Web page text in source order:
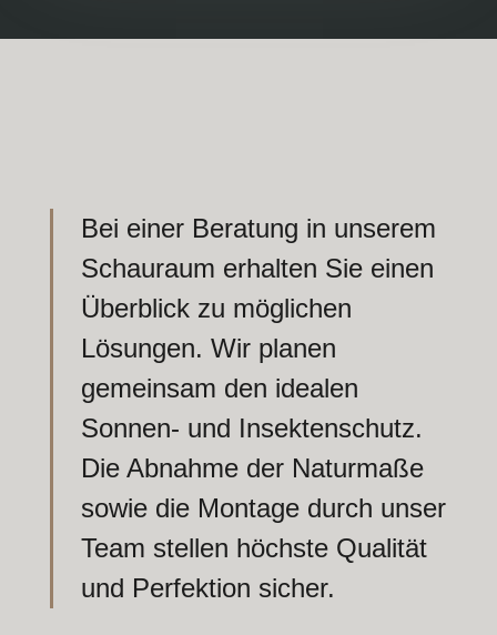
Bei einer Beratung in unserem
Schauraum erhalten Sie einen
Überblick zu möglichen
Lösungen. Wir planen
gemeinsam den idealen
Sonnen- und Insektenschutz.
Die Abnahme der Naturmaße
sowie die Montage durch unser
Team stellen höchste Qualität
und Perfektion sicher.